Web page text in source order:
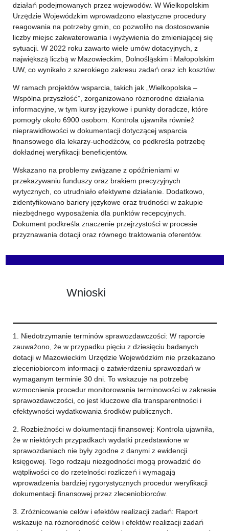
działań podejmowanych przez wojewodów. W Wielkopolskim
Urzędzie Wojewódzkim wprowadzono elastyczne procedury
reagowania na potrzeby gmin, co pozwoliło na dostosowanie
liczby miejsc zakwaterowania i wyżywienia do zmieniającej się
sytuacji. W 2022 roku zawarto wiele umów dotacyjnych, z
największą liczbą w Mazowieckim, Dolnośląskim i Małopolskim
UW, co wynikało z szerokiego zakresu zadań oraz ich kosztów.
W ramach projektów wsparcia, takich jak „Wielkopolska –
Wspólna przyszłość”, zorganizowano różnorodne działania
informacyjne, w tym kursy językowe i punkty doradcze, które
pomogły około 6900 osobom. Kontrola ujawniła również
nieprawidłowości w dokumentacji dotyczącej wsparcia
finansowego dla lekarzy-uchodźców, co podkreśla potrzebę
dokładnej weryfikacji beneficjentów.
Wskazano na problemy związane z opóźnieniami w
przekazywaniu funduszy oraz brakiem precyzyjnych
wytycznych, co utrudniało efektywne działanie. Dodatkowo,
zidentyfikowano bariery językowe oraz trudności w zakupie
niezbędnego wyposażenia dla punktów recepcyjnych.
Dokument podkreśla znaczenie przejrzystości w procesie
przyznawania dotacji oraz równego traktowania oferentów.
Wnioski
1. Niedotrzymanie terminów sprawozdawczości: W raporcie
zauważono, że w przypadku pięciu z dziesięciu badanych
dotacji w Mazowieckim Urzędzie Wojewódzkim nie przekazano
zleceniobiorcom informacji o zatwierdzeniu sprawozdań w
wymaganym terminie 30 dni. To wskazuje na potrzebę
wzmocnienia procedur monitorowania terminowości w zakresie
sprawozdawczości, co jest kluczowe dla transparentności i
efektywności wydatkowania środków publicznych.
2. Rozbieżności w dokumentacji finansowej: Kontrola ujawniła,
że w niektórych przypadkach wydatki przedstawione w
sprawozdaniach nie były zgodne z danymi z ewidencji
księgowej. Tego rodzaju niezgodności mogą prowadzić do
wątpliwości co do rzetelności rozliczeń i wymagają
wprowadzenia bardziej rygorystycznych procedur weryfikacji
dokumentacji finansowej przez zleceniobiorców.
3. Zróżnicowanie celów i efektów realizacji zadań: Raport
wskazuje na różnorodność celów i efektów realizacji zadań